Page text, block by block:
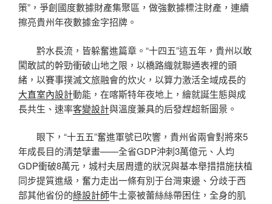
策”，爭創國度數據財產集聚區，做強數據標注財產，連續
擦亮貴州年夜數據金字招牌。
黔水長流，皆躲奮進篇章。“十四五”這五年，貴州以敢
闖敢試的幹勁衝破山地之限，以橋路織就聯通表裡的頭
緒，以賽事撲滅文旅融會的炊火，以算力激活全域成長的
大直室內設計動能，在喀斯特年夜地上，繪就誕生態與成
長共生、速率客變設計與溫度兼具的后發趕超新圖景。
眼下，“十五五”奮進軍號已吹響，貴州省兩會對將來5
年成長目的清楚擘畫——全省GDP沖刺3萬億元、人均
GDP衝破8萬元，城村夫居周遭的狀況與基本舉措措施扶植
同步提質進級，奮力走出一條有別于台灣東邊、分歧于西
部其他省份的綠設計師牛土豪被蕾絲絲帶困住，全身的肌